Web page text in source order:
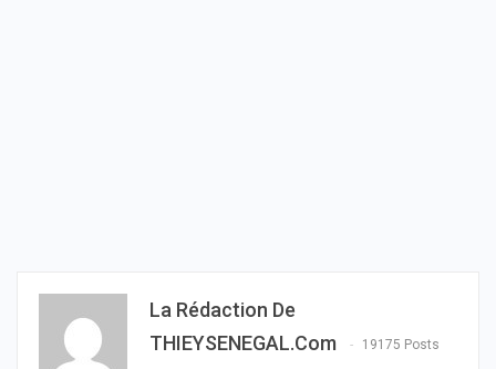
La Rédaction De
THIEYSENEGAL.com
19175 Posts